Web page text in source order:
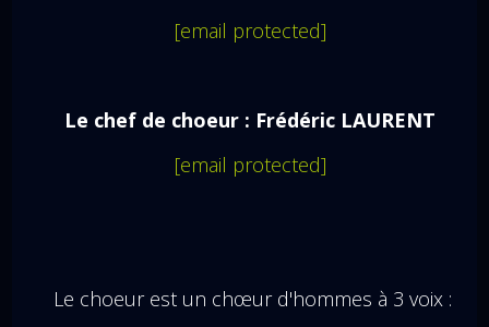
[email protected]
Le chef de choeur : Frédéric LAURENT
[email protected]
Le choeur est un chœur d'hommes à 3 voix :